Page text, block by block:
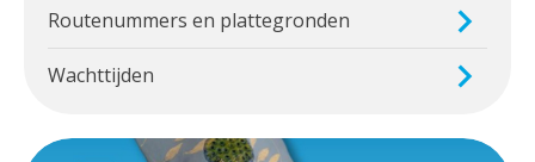
Routenummers en plattegronden
Wachttijden